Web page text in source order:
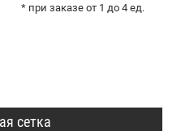
* при заказе от 1 до 4 ед.
сетка